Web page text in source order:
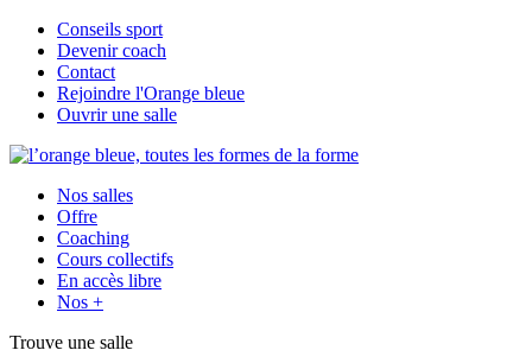
Conseils sport
Devenir coach
Contact
Rejoindre l'Orange bleue
Ouvrir une salle
Nos salles
Offre
Coaching
Cours collectifs
En accès libre
Nos +
Trouve une salle